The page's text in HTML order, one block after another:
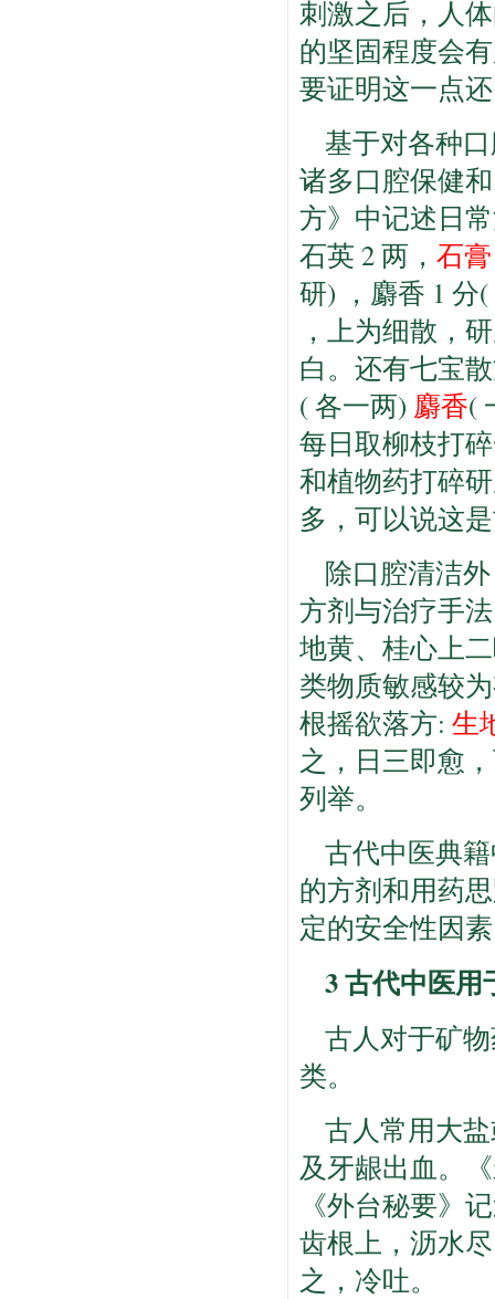
刺激之后，人
的坚固程度会
要证明这一点
基于对各种
诸多口腔保健
方》中记述日
石英 2 两， 石膏
研) ，麝香 1 分
，上为细散，
白。还有七宝
( 各一两) 麝香(
每日取柳枝打
和植物药打碎
多，可以说这
除口腔清洁
方剂与治疗手
地黄、桂心上
类物质敏感较
根摇欲落方: 生
之，日三即愈
列举。
古代中医典
的方剂和用药
定的安全性因
3 古代中医
古人对于矿
类。
古人常用大
及牙龈出血。
《外台秘要》
齿根上，沥水
之，冷吐。